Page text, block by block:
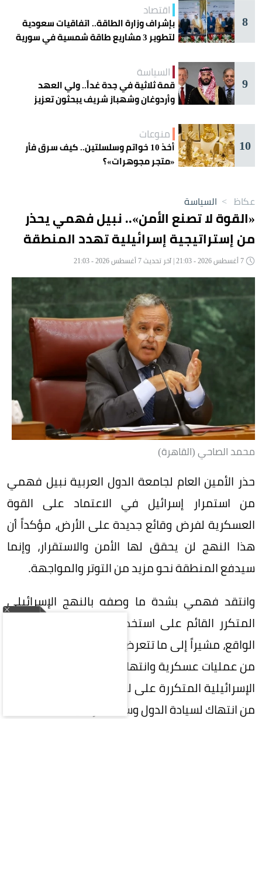
8
اقتصاد
بإشراف وزارة الطاقة.. اتفاقيات سعودية
لتطوير 3 مشاريع طاقة شمسية في سورية
9
السياسة
قمة ثلاثية في جدة غداً.. ولي العهد
وأردوغان وشهباز شريف يبحثون تعزيز
10
منوعات
أخذ 10 خواتم وسلسلتين.. كيف سرق فأر
«متجر مجوهرات»؟
عكاظ > السياسة
«القوة لا تصنع الأمن».. نبيل فهمي يحذر
من إستراتيجية إسرائيلية تهدد المنطقة
محمد الصاحي (القاهرة)
حذر الأمين العام لجامعة الدول العربية نبيل فهمي
من استمرار إسرائيل في الاعتماد على القوة
العسكرية لفرض وقائع جديدة على الأرض، مؤكداً أن
هذا النهج لن يحقق لها الأمن والاستقرار، وإنما
سيدفع المنطقة نحو مزيد من التوتر والمواجهة.
وانتقد فهمي بشدة ما وصفه بالنهج الإسرائيلي
المتكرر القائم على استخدام القوة للتوسع وتغيير
الواقع، مشيراً إلى ما تتعرض له الأراضي الفلسطينية
من عمليات عسكرية وانتهاكات، إلى جانب الاعتداءات
الإسرائيلية المتكررة على لبنان وسورية، وما يرافقها
من انتهاك لسيادة الدول وسلامة أراضيها.